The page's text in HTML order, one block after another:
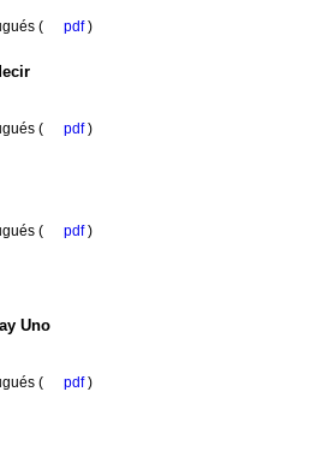
( pdf)
( pdf)
( pdf)
Uno
( pdf)